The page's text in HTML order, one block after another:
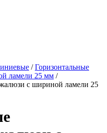
/ Горизонтальные
ламели 25 мм /
с шириной ламели 25